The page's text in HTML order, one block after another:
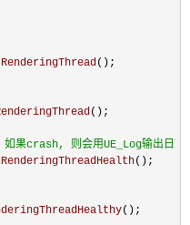
();
();
果crash, 则会用UE_Log输出日
();
();